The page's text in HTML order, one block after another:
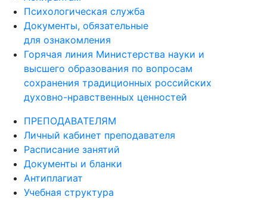
Психологическая служба
Документы, обязательные
для ознакомления
Горячая линия Министерства науки и
высшего образования по вопросам
сохранения традиционных российских
духовно-нравственных ценностей
ПРЕПОДАВАТЕЛЯМ
Личный кабинет преподавателя
Расписание занятий
Документы и бланки
Антиплагиат
Учебная структура